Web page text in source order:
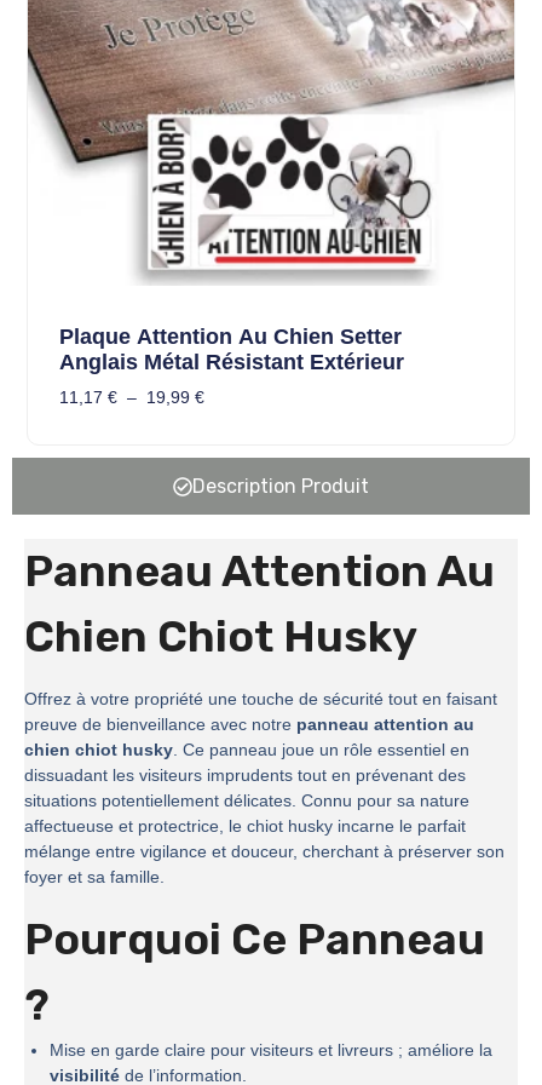
Plaque Attention Au Chien Setter
Anglais Métal Résistant Extérieur
11,17 € – 19,99 €
Description Produit
Panneau Attention Au
Chien Chiot Husky
Offrez à votre propriété une touche de sécurité tout en faisant
preuve de bienveillance avec notre panneau attention au
chien chiot husky. Ce panneau joue un rôle essentiel en
dissuadant les visiteurs imprudents tout en prévenant des
situations potentiellement délicates. Connu pour sa nature
affectueuse et protectrice, le chiot husky incarne le parfait
mélange entre vigilance et douceur, cherchant à préserver son
foyer et sa famille.
Pourquoi Ce Panneau
?
Mise en garde claire pour visiteurs et livreurs ; améliore la
visibilité de l’information.